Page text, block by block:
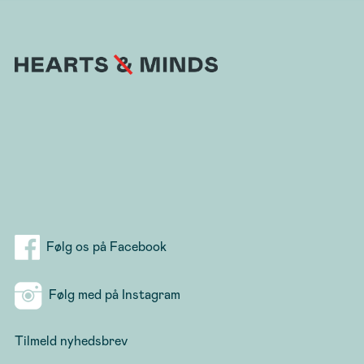
Følg os på Facebook
Følg med på Instagram
Tilmeld nyhedsbrev